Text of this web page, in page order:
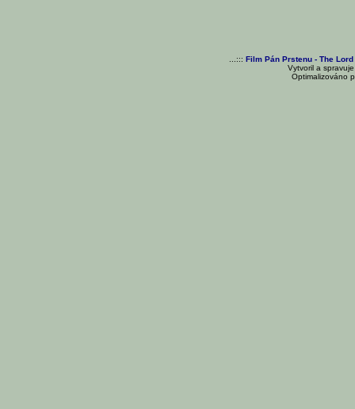
...::: Film Pán Prstenu - The
Vytvoril a
Optimalizováno